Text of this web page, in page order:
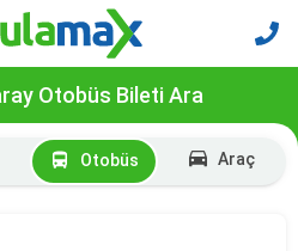
Otobüs Bileti Ara
Otobüs Araç